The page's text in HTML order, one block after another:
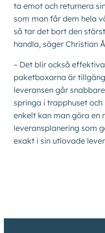
ta emot och returnera
som man får dem hela
så tar det bort den
handla, säger Christian
– Det blir också
paketboxarna är
leveransen går
springa i trapphuset
enkelt kan man göra en
leveransplanering som
exakt i sin utlovade